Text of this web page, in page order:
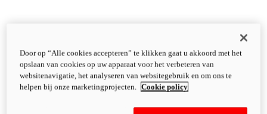
Door op “Alle cookies accepteren” te klikken gaat u akkoord met het
opslaan van cookies op uw apparaat voor het verbeteren van
websitenavigatie, het analyseren van websitegebruik en om ons te
helpen bij onze marketingprojecten.
Cookie policy